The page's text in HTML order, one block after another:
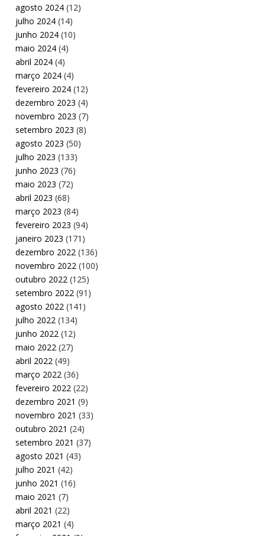
agosto 2024 (12)
julho 2024 (14)
junho 2024 (10)
maio 2024 (4)
abril 2024 (4)
março 2024 (4)
fevereiro 2024 (12)
dezembro 2023 (4)
novembro 2023 (7)
setembro 2023 (8)
agosto 2023 (50)
julho 2023 (133)
junho 2023 (76)
maio 2023 (72)
abril 2023 (68)
março 2023 (84)
fevereiro 2023 (94)
janeiro 2023 (171)
dezembro 2022 (136)
novembro 2022 (100)
outubro 2022 (125)
setembro 2022 (91)
agosto 2022 (141)
julho 2022 (134)
junho 2022 (12)
maio 2022 (27)
abril 2022 (49)
março 2022 (36)
fevereiro 2022 (22)
dezembro 2021 (9)
novembro 2021 (33)
outubro 2021 (24)
setembro 2021 (37)
agosto 2021 (43)
julho 2021 (42)
junho 2021 (16)
maio 2021 (7)
abril 2021 (22)
março 2021 (4)